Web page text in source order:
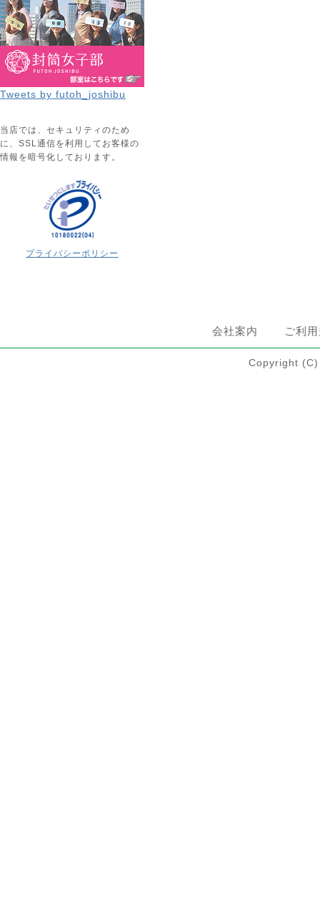
Tweets by futoh_joshibu
当店では、セキュリティのため
に、SSL通信を利用してお客様の
情報を暗号化しております。
プライバシーポリシー
会社案内 ご利
Copyright